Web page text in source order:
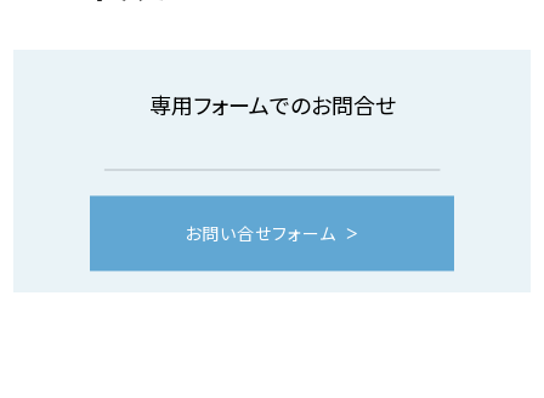
専用フォームでのお問合せ
お問い合せフォーム